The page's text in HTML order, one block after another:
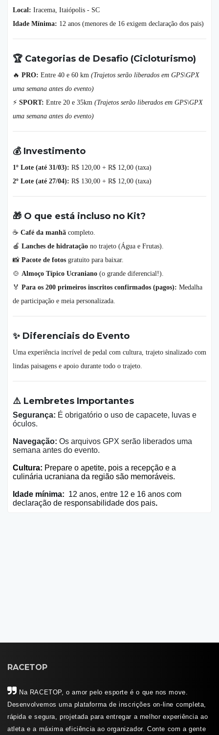
Local: Iracema, Itaiópolis - SC
Idade Mínima: 12 anos (menores de 16 exigem declaração dos pais)
🏆 Categorias de Desafio (Cicloturismo)
🔥 PRO: Entre 40 e 60 km (Trajetos serão liberados em GPS\GPX
uma semana antes do evento)
⚡ SPORT: Entre 20 e 35km (Trajetos serão liberados em GPS\GPX
uma semana antes do evento)
💰 Investimento
1º Lote (até 31/03): R$ 120,00 + R$ 12,00 (taxa)
2º Lote (até 27/04): R$ 130,00 + R$ 12,00 (taxa)
🎁 O que está incluso no Kit?
☕ Café da manhã completo.
🍎 Lanches de hidratação no trajeto (Água e Frutas).
📸 Pacote de fotos gratuito para baixar.
🍲 Almoço Típico Ucraniano (o grande diferencial!).
🏅 Para os 200 primeiros inscritos confirmados (pagos): Medalha
de participação e meia personalizada.
✨ Diferenciais do Evento
Uma experiência incrível de pedal com cultura, trajeto sinalizado com
lindas paisagens e apoio durante todo o trajeto.
⚠️ Lembretes Importantes
Segurança: É obrigatório o uso de capacete, luvas e
óculos.
Navegação: Os arquivos GPX serão liberados uma
semana antes do evento.
Cultura: Prepare o apetite, pois a recepção e a
culinária ucraniana da região são memoráveis.
Idade mínima: 12 anos, entre 12 e 16 anos com
declaração de responsabilidade dos pais.
RACETOP
Na RACETOP, o amor pelo esporte é o que nos move.
Desenvolvemos uma plataforma de inscrições on-line completa,
rápida e segura, projetada para entregar a melhor experiência ao
atleta e a máxima eficiência ao organizador. Conte com a gente